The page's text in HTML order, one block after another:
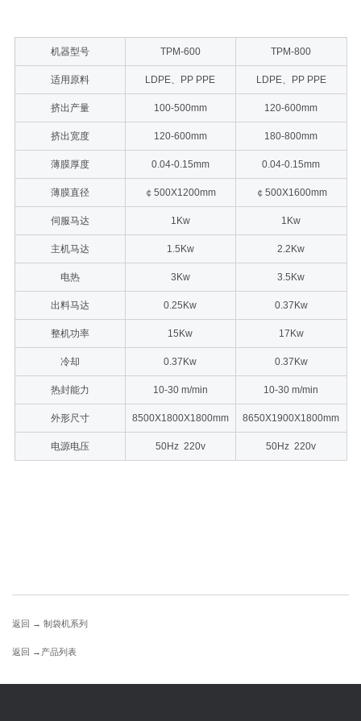
机器型号 TPM-600 TPM-800
适用原料 LDPE、PP PPE LDPE、PP PPE
挤出产量 100-500mm 120-600mm
挤出宽度 120-600mm 180-800mm
薄膜厚度 0.04-0.15mm 0.04-0.15mm
薄膜直径 ￠500X1200mm ￠500X1600mm
伺服马达 1Kw 1Kw
主机马达 1.5Kw 2.2Kw
电热 3Kw 3.5Kw
出料马达 0.25Kw 0.37Kw
整机功率 15Kw 17Kw
冷却 0.37Kw 0.37Kw
热封能力 10-30 m/min 10-30 m/min
外形尺寸 8500X1800X1800mm 8650X1900X1800mm
电源电压 50Hz 220v 50Hz 220v
返回 → 制袋机系列
返回 → 产品列表